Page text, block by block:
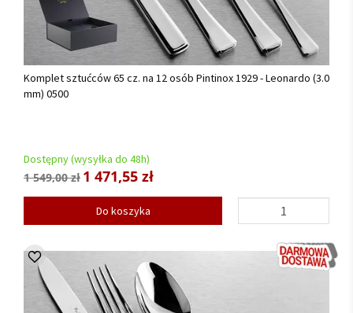
Komplet sztućców 65 cz. na 12 osób Pintinox 1929 - Leonardo (3.0
mm) 0500
Dostępny (wysyłka do 48h)
1 549,00 zł 1 471,55 zł
Do koszyka